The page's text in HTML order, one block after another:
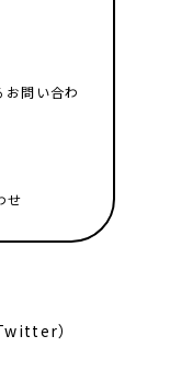
問い合わ
せ
）